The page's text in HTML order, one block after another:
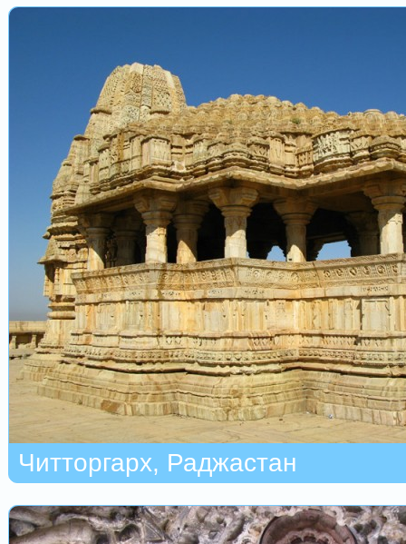
Читторгарх, Раджастан